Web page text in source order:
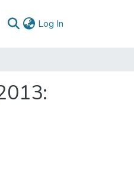
Log In